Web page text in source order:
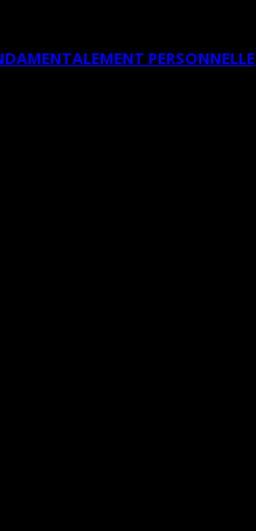
PERSONNELLE